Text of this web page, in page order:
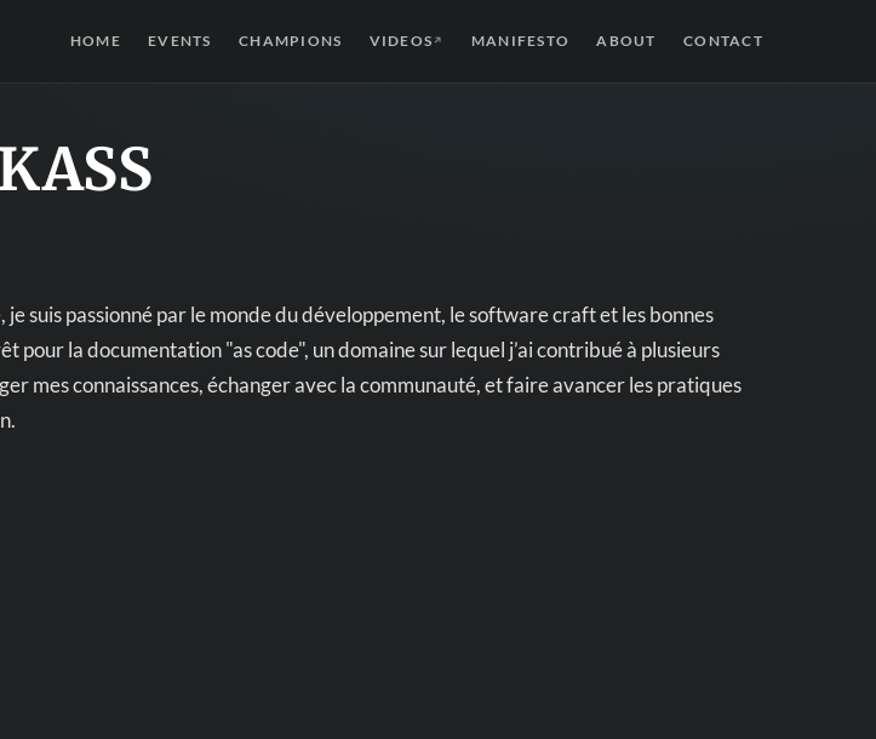
HOME EVENTS CHAMPIONS VIDEOS ↗ MANIFESTO ABOUT CONTACT
je suis passionné par le monde du développement, le software craft et les bonnes
pour la documentation "as code", un domaine sur lequel j’ai contribué à plusieurs
mes connaissances, échanger avec la communauté, et faire avancer les pratiques